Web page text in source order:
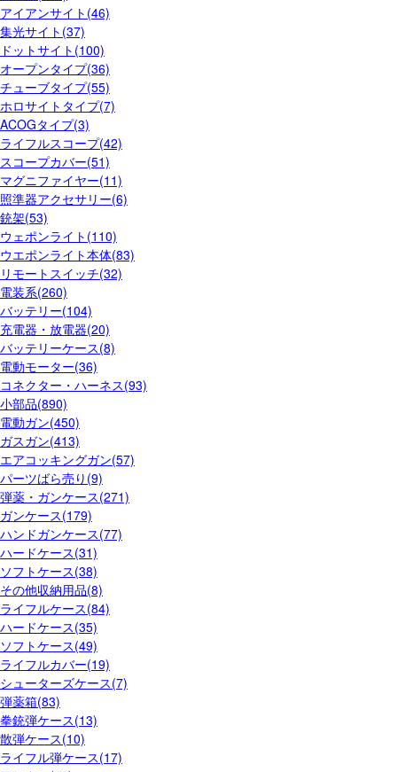
アイアンサイト(46)
集光サイト(37)
ドットサイト(100)
オープンタイプ(36)
チューブタイプ(55)
ホロサイトタイプ(7)
ACOGタイプ(3)
ライフルスコープ(42)
スコープカバー(51)
マグニファイヤー(11)
照準器アクセサリー(6)
銃架(53)
ウェポンライト(110)
ウエポンライト本体(83)
リモートスイッチ(32)
電装系(260)
バッテリー(104)
充電器・放電器(20)
バッテリーケース(8)
電動モーター(36)
コネクター・ハーネス(93)
小部品(890)
電動ガン(450)
ガスガン(413)
エアコッキングガン(57)
パーツばら売り(9)
弾薬・ガンケース(271)
ガンケース(179)
ハンドガンケース(77)
ハードケース(31)
ソフトケース(38)
その他収納用品(8)
ライフルケース(84)
ハードケース(35)
ソフトケース(49)
ライフルカバー(19)
シューターズケース(7)
弾薬箱(83)
拳銃弾ケース(13)
散弾ケース(10)
ライフル弾ケース(17)